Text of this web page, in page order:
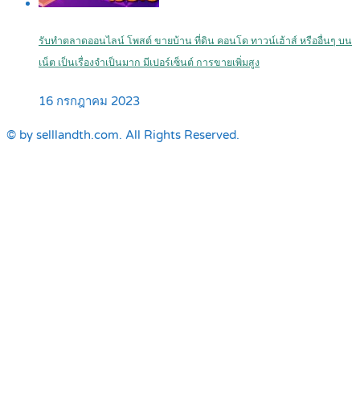
รับทำตลาดออนไลน์ โพสต์ ขายบ้าน ที่ดิน คอนโด ทาวน์เฮ้าส์ หรืออื่นๆ บน
เน็ต เป็นเรื่องจำเป็นมาก มีเปอร์เซ็นต์ การขายเพิ่มสูง
16 กรกฎาคม 2023
© by selllandth.com. All Rights Reserved.